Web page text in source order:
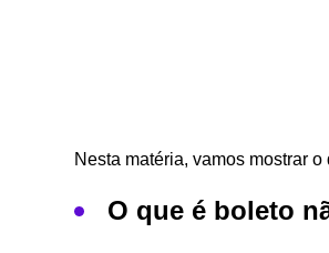
Nesta matéria, vamos mostrar
O que é boleto